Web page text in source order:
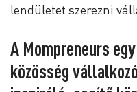
lendületet szerezni
A Mompreneurs
közösség